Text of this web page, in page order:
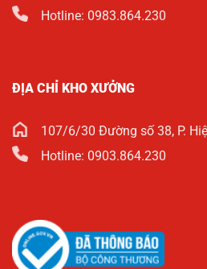
Hotline: 0983.864.230
ĐỊA CHỈ KHO XƯỞNG
107/6/30 Đường số 38, P.
Hotline: 0903.864.230